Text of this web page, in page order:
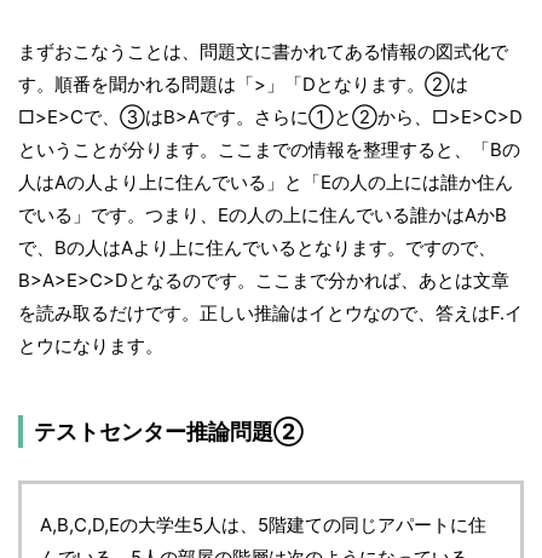
まずおこなうことは、問題文に書かれてある情報の図式化で
す。順番を聞かれる問題は「>」「Dとなります。②は
□>E>Cで、③はB>Aです。さらに①と②から、□>E>C>D
ということが分ります。ここまでの情報を整理すると、「Bの
人はAの人より上に住んでいる」と「Eの人の上には誰か住ん
でいる」です。つまり、Eの人の上に住んでいる誰かはAかB
で、Bの人はAより上に住んでいるとなります。ですので、
B>A>E>C>Dとなるのです。ここまで分かれば、あとは文章
を読み取るだけです。正しい推論はイとウなので、答えはF.イ
とウになります。
テストセンター推論問題②
A,B,C,D,Eの大学生5人は、5階建ての同じアパートに住